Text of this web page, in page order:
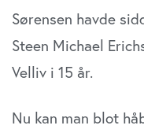
Sørensen havde
Steen Michael
Velliv i 15 år.
Nu kan man blot